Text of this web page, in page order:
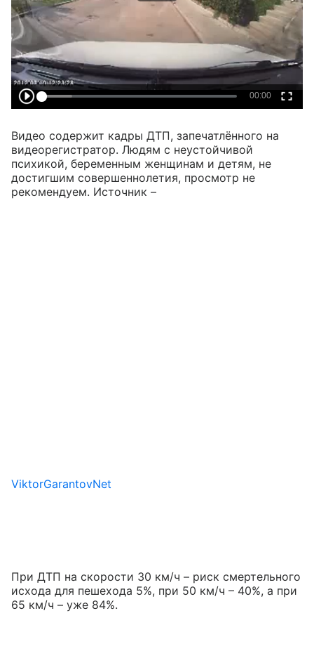
Видео содержит кадры ДТП, запечатлённого на
видеорегистратор. Людям с неустойчивой
психикой, беременным женщинам и детям, не
достигшим совершеннолетия, просмотр не
рекомендуем. Источник –
ViktorGarantovNet
При ДТП на скорости 30 км/ч – риск смертельного
исхода для пешехода 5%, при 50 км/ч – 40%, а при
65 км/ч – уже 84%.